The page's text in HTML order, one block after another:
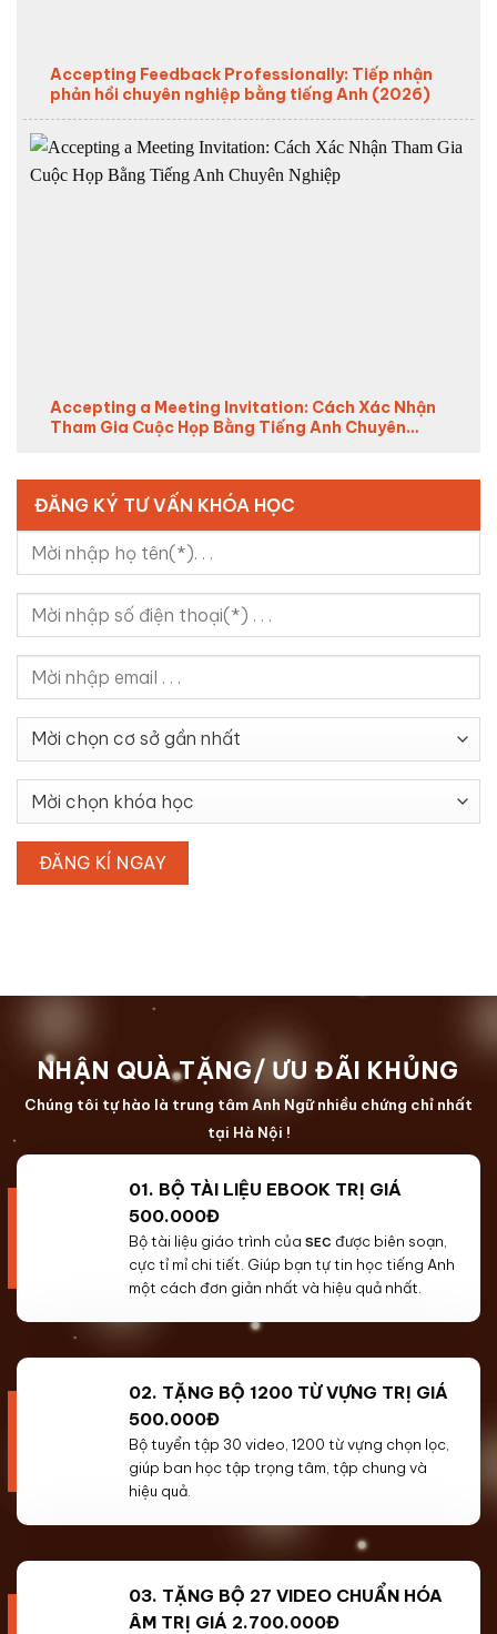
Accepting Feedback Professionally: Tiếp nhận
phản hồi chuyên nghiệp bằng tiếng Anh (2026)
Accepting a Meeting Invitation: Cách Xác Nhận
Tham Gia Cuộc Họp Bằng Tiếng Anh Chuyên
ĐĂNG KÝ TƯ VẤN KHÓA HỌC
NHẬN QUÀ TẶNG/ ƯU ĐÃI KHỦNG
Chúng tôi tự hào là trung tâm Anh Ngữ nhiều chứng chỉ nhất
tại Hà Nội !
01. BỘ TÀI LIỆU EBOOK TRỊ GIÁ
500.000Đ
Bộ tài liệu giáo trình của SEC được biên soạn,
cực tỉ mỉ chi tiết. Giúp bạn tự tin học tiếng Anh
một cách đơn giản nhất và hiệu quả nhất.
02. TẶNG BỘ 1200 TỪ VỰNG TRỊ GIÁ
500.000Đ
Bộ tuyển tập 30 video, 1200 từ vựng chọn lọc,
giúp ban học tập trọng tâm, tập chung và
hiệu quả.
03. TẶNG BỘ 27 VIDEO CHUẨN HÓA
ÂM TRỊ GIÁ 2.700.000Đ